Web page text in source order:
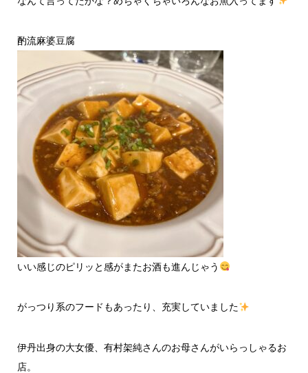
酌流麻婆豆腐
いい感じのピリッと感がまたお酒も進んじゃう
がっつり系のフードもあったり、充実していました
伊丹出身の大女優、有村架純さんのお母さんがいらっしゃるお
店。